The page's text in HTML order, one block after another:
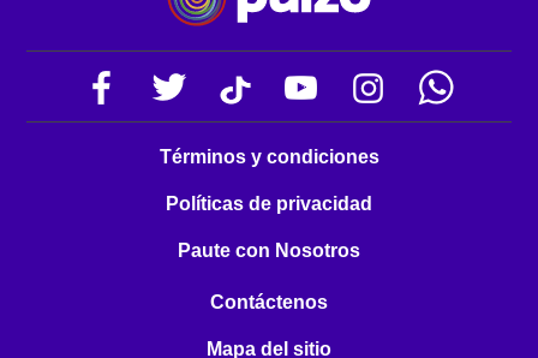
Términos y condiciones
Políticas de privacidad
Paute con Nosotros
Contáctenos
Mapa del sitio